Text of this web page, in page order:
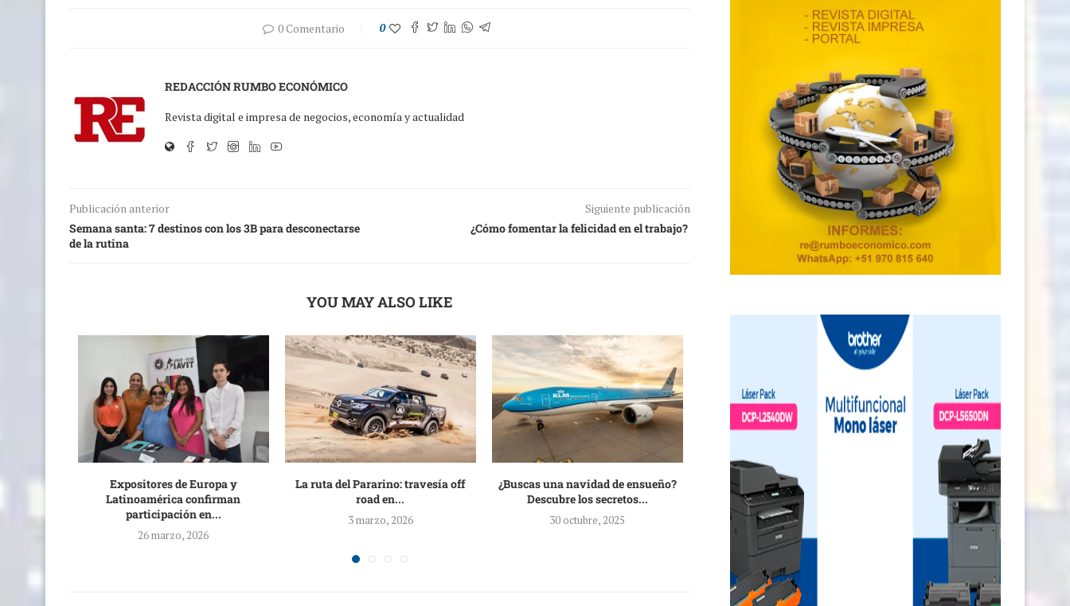
0 Comentario 0
REDACCIÓN RUMBO ECONÓMICO
Revista digital e impresa de negocios, economía y actualidad
Publicación anterior
Semana santa: 7 destinos con los 3B para desconectarse
de la rutina
Siguiente publicación
¿Cómo fomentar la felicidad en el trabajo?
YOU MAY ALSO LIKE
Expositores de Europa y
Latinoamérica confirman
participación en...
26 marzo, 2026
La ruta del Pararino: travesía off
road en...
3 marzo, 2026
¿Buscas una navidad de ensueño?
Descubre los secretos...
30 octubre, 2025
Inteligencia artificial: El nuevo
aliado de las aerolíneas...
22 noviembre, 2024
Turismo de Madrid y
OOH promueven la...
21 octubre, 2024